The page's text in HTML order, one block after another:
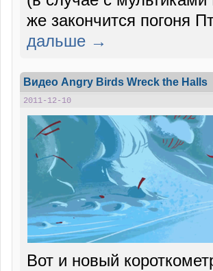
же закончится погоня
дальше →
Видео Angry Birds Wreck the Halls
2011-12-10
Вот и новый